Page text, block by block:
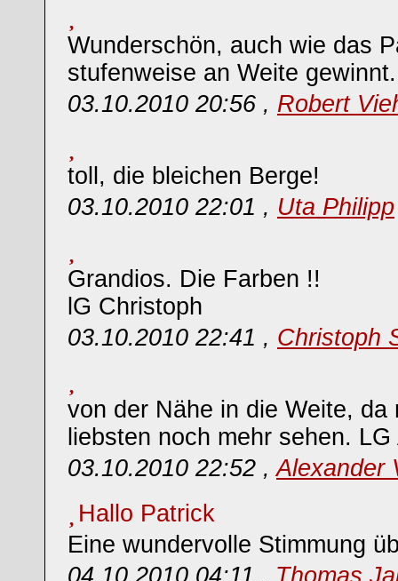
Wunderschön, auch wie das
stufenweise an Weite
03.10.2010 20:56 , Robert
toll, die bleichen Berge!
03.10.2010 22:01 , Uta Philipp
Grandios. Die Farben !!
lG Christoph
03.10.2010 22:41 , Christoph
von der Nähe in die Weite, da
liebsten noch mehr sehen.
03.10.2010 22:52 ,Alexander
Hallo Patrick
Eine wundervolle Stimmung
04.10.2010 04:11 , Thomas